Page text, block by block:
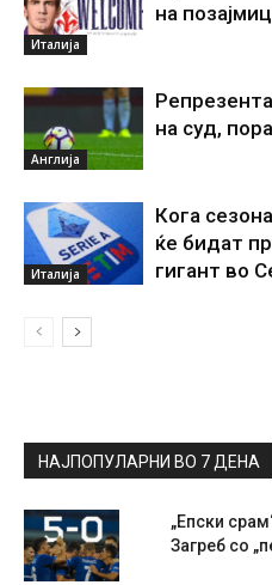
Италија
на
Англија
на суд,
Италија
Кога
ќе бидат
гигант во
НАЈПОПУЛАРНИ ВО 7 ДЕНА
„Епски
Загреб со